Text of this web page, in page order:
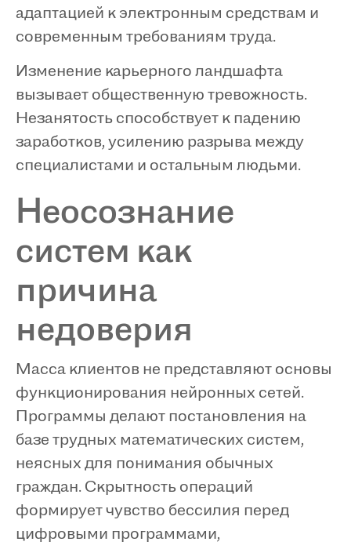
адаптацией к электронным средствам и
современным требованиям труда.
Изменение карьерного ландшафта
вызывает общественную тревожность.
Незанятость способствует к падению
заработков, усилению разрыва между
специалистами и остальным людьми.
Неосознание
систем как
причина
недоверия
Масса клиентов не представляют основы
функционирования нейронных сетей.
Программы делают постановления на
базе трудных математических систем,
неясных для понимания обычных
граждан. Скрытность операций
формирует чувство бессилия перед
цифровыми программами,